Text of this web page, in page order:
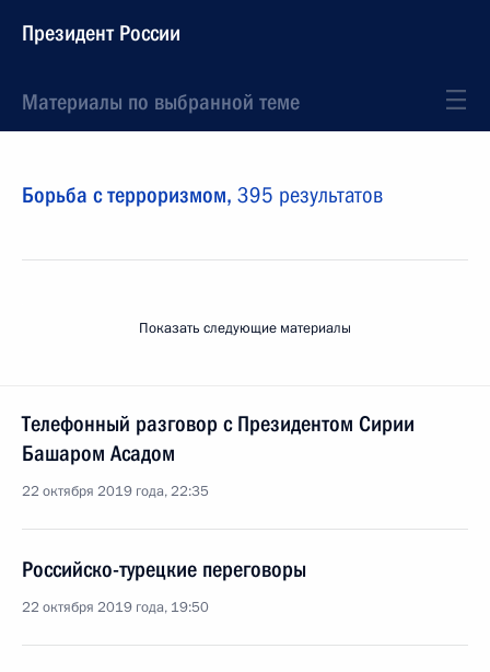
Президент России
Материалы по выбранной теме
Борьба с терроризмом, 395 результатов
Показать следующие материалы
Телефонный разговор с Президентом Сирии
Башаром Асадом
22 октября 2019 года, 22:35
Российско-турецкие переговоры
22 октября 2019 года, 19:50